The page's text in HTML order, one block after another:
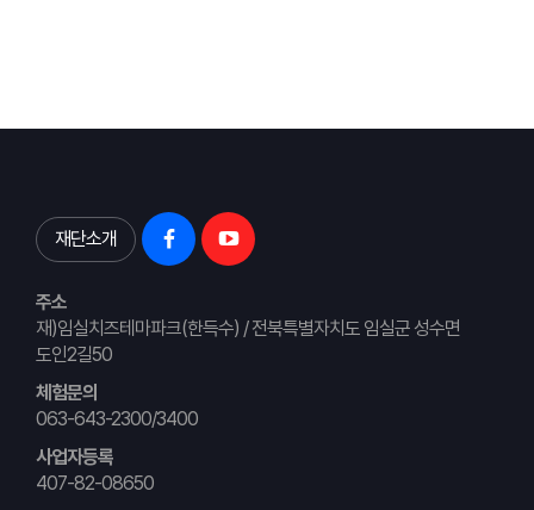
재단소개
주소
재)임실치즈테마파크(한득수) / 전북특별자치도 임실군 성수면
도인2길50
체험문의
063-643-2300/3400
사업자등록
407-82-08650